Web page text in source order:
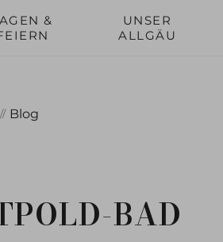
&
UNSER
ALLGÄU
Buchen Gutschein
Blog
BAD